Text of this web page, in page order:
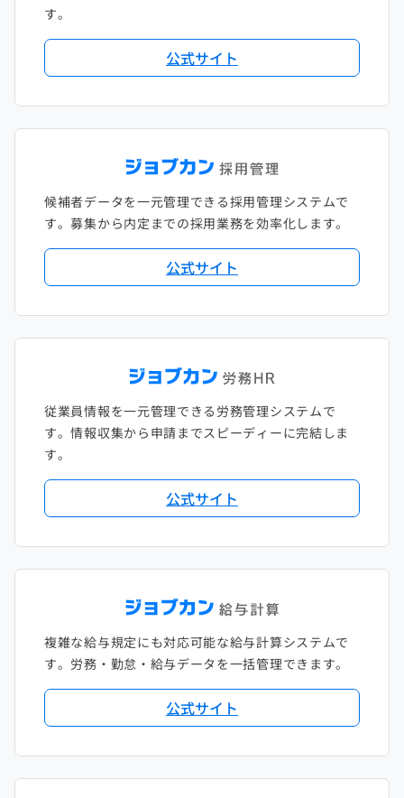
す。
公式サイト
候補者データを一元管理できる採用管理システムで
す。募集から内定までの採用業務を効率化します。
公式サイト
従業員情報を一元管理できる労務管理システムで
す。情報収集から申請までスピーディーに完結しま
す。
公式サイト
複雑な給与規定にも対応可能な給与計算システムで
す。労務・勤怠・給与データを一括管理できます。
公式サイト